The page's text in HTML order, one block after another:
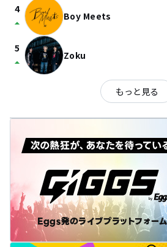
4
arrow_drop_up Boy Meets
5
arrow_drop_up Zoku
もっと見る